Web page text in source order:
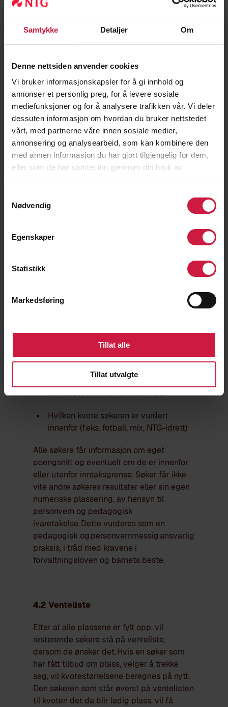
Samtykke Detaljer Om
Denne nettsiden anvender cookies
Vi bruker informasjonskapsler for å gi innhold og
annonser et personlig preg, for å levere sosiale
mediefunksjoner og for å analysere trafikken vår. Vi deler
dessuten informasjon om hvordan du bruker nettstedet
vårt, med partnerne våre innen sosiale medier,
annonsering og analysearbeid, som kan kombinere den
med annen informasjon du har gjort tilgjengelig for dem,
eller som de har samlet inn gjennom din bruk av
Nødvendig
Egenskaper
Statistikk
Markedsføring
Tillat alle
Tillat utvalgte
Poengskalaen for del 1 er
jenter og er offentliggjort, og er
tilgjengelig fra skolens hjemmeside i
god tid før testene.
Poengskalaen for del 2 er
forhåndsdefinert ut i fra kriteriene til de
enkelte deltestene.
Søkere rangeres innenfor sin kvote
basert på samlet poengsum fra del 1
og del 2. For søkere i mix-kvoten og
poengsummen fra del 1 (generell test)
4.1 Tilbakemelding ved avslag eller
Ved avslag eller tilbud om ventelisteplass,
vedtaksbrevet:
Eget gjennomsnittlig poengsnitt
Poenggrense for inntak i den aktuelle
kvoten
Informasjon om at søkeren står på
venteliste innenfor aktuell kvote
Hvilken kvote søkeren er vurdert
innenfor (f.eks. fotball, mix, NTG-idrett)
Alle søkere får informasjon om eget
poengsnitt og eventuelt om de er innenfor
eller utenfor inntaksgrense. Søker får ikke
vite andre søkeres resultater eller sin egen
numeriske plassering, av hensyn til
personvern og pedagogisk
ivaretakelse. Dette vurderes som en
pedagogisk og personvernmessig ansvarlig
praksis, i tråd med kravene i
forvaltningsloven og barnets beste.
4.2 Venteliste
Etter at alle plassene er fylt opp, vil
resterende søkere stå på venteliste,
dersom de ønsker det.Hvis en søker som
har fått tilbud om plass, velger å trekke
seg, vil kvotestørrelsene beregnes på nytt.
Den søkeren som står øverst på ventelisten
til kvoten det da blir ledig plass, vil få